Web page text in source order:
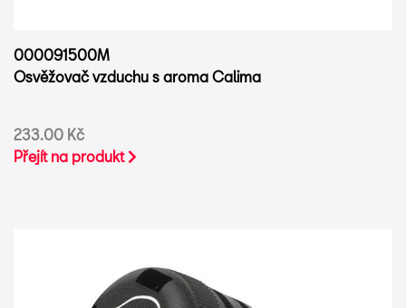
000091500M
Osvěžovač vzduchu s aroma Calima
233.00 Kč
Přejít na produkt